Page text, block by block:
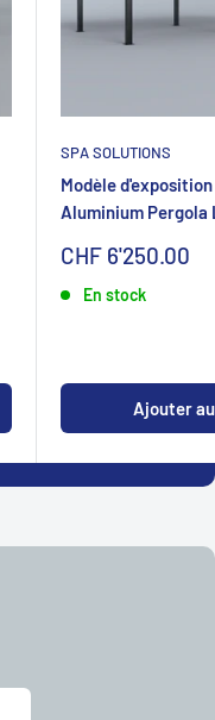
SPA SOLUTIONS
Modèle
Aluminium Pergola
Sonderpreis
CHF 6'250.00
En stock
Ajouter